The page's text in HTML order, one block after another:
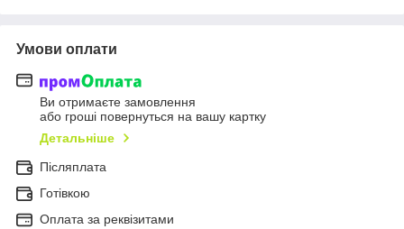
Умови оплати
Ви отримаєте замовлення
або гроші повернуться на вашу картку
Детальніше
Післяплата
Готівкою
Оплата за реквізитами